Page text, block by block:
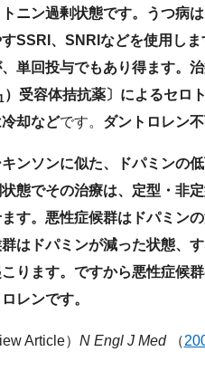
ニン過剰状態です。うつ病
SSRI、SNRIなどを使用し
単回投与でもあり得ます。
）受容体拮抗薬〕によるセロ
却などです。 ダントロレン
ンソンに似た、ドパミンの
態でその治療は、定型・非
す。悪性症候群はドパミン
はドパミンが減った状態、
ります。ですから悪性症候
レンです。
Article） N Engl J Med（